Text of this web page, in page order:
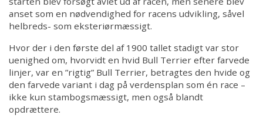
anset som en nødvendighed for racens udvikling, såvel
helbreds- som eksteriørmæssigt.
Hvor der i den første del af 1900 tallet stadigt var stor
uenighed om, hvorvidt en hvid Bull Terrier efter farvede
linjer, var en ”rigtig” Bull Terrier, betragtes den hvide og
den farvede variant i dag på verdensplan som én race –
ikke kun stambogsmæssigt, men også blandt
opdrættere.